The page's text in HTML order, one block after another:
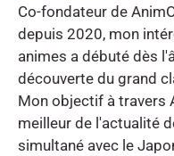
Co-fondateur de
depuis 2020, mon
animes a débuté dès
découverte du grand
Mon objectif à travers
meilleur de l'actualité
simultané avec le